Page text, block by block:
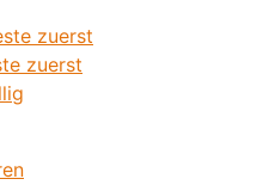
zuerst
zuerst